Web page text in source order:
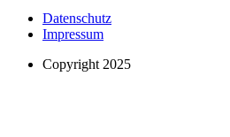
Datenschutz
Impressum
Copyright 2025